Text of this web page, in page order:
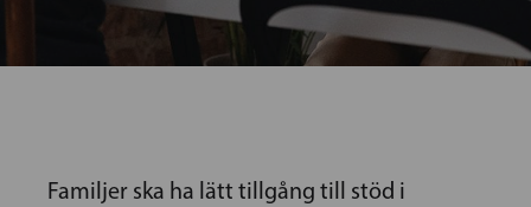
Familjer ska ha lätt tillgång till stöd i